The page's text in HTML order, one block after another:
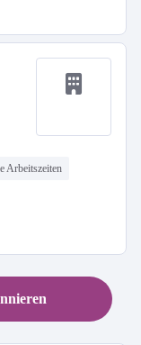
Arbeitszeiten